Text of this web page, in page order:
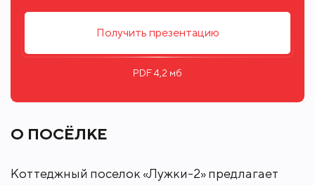
Дом площадью 477 м² выполнен в классическом
стиле с использованием натуральных материалов
большой семьи.
Отделка и оснащение:
- сантехника премиальных европейских брендов
Получить презентацию
PDF 4,2 мб
О ПОСЁЛКЕ
Коттеджный поселок «Лужки-2» предлагает